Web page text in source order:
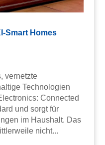
Smart Homes
vernetzte
Technologien
Connected
und sorgt für
im Haushalt. Das
nicht...